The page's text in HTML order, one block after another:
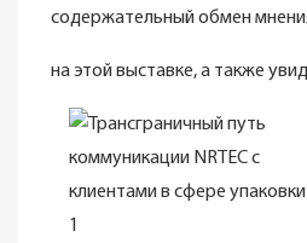
содержательный обмен
на этой выставке, а также